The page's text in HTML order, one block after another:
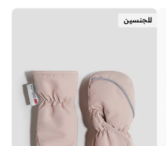
للجنسين